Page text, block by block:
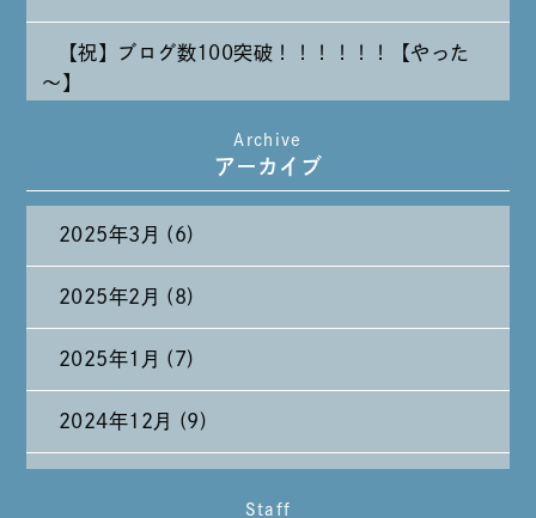
【祝】ブログ数100突破！！！！！！【やった
～】
たまには純喫茶なんて～～～
Archive
アーカイブ
2025年3月 (6)
2025年2月 (8)
2025年1月 (7)
2024年12月 (9)
Staff